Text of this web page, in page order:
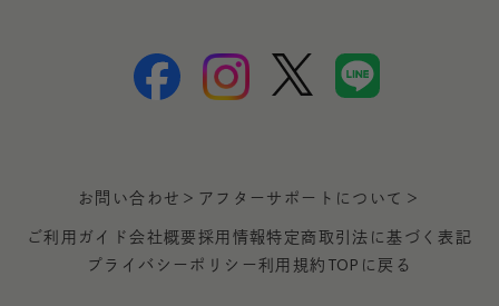
お問い合わせ＞ アフターサポートについて＞
ご利用ガイド会社概要採用情報特定商取引法に基づく表記
プライバシーポリシー利用規約 TOPに戻る